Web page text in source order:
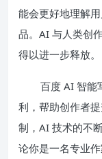
能会更好地理解
品。AI 与人类创
得以进一步释放。
百度 AI 智能
利，帮助创作者
制，AI 技术的不
论你是一名专业